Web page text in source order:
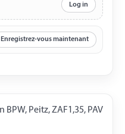
Log in
Enregistrez-vous maintenant